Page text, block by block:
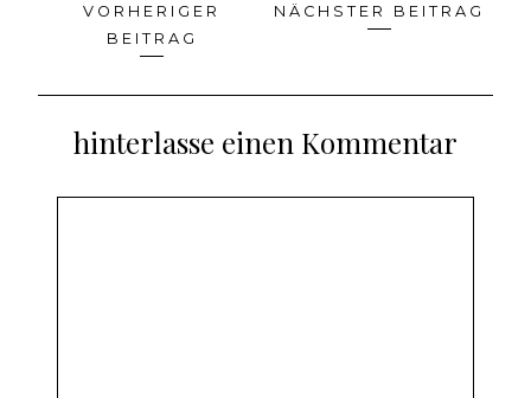
Beitragsnavigation
VORHERIGER
BEITRAG
NÄCHSTER BEITRAG
hinterlasse einen Kommentar